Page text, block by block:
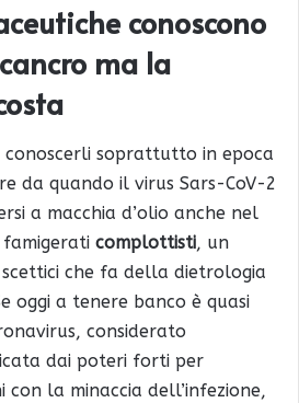
conoscono
ma la
soprattutto in epoca
da quando il virus Sars-CoV-2
a macchia d’olio anche nel
famigerati complottisti, un
che fa della dietrologia
oggi a tenere banco è quasi
considerato
dai poteri forti per
la minaccia dell’infezione,